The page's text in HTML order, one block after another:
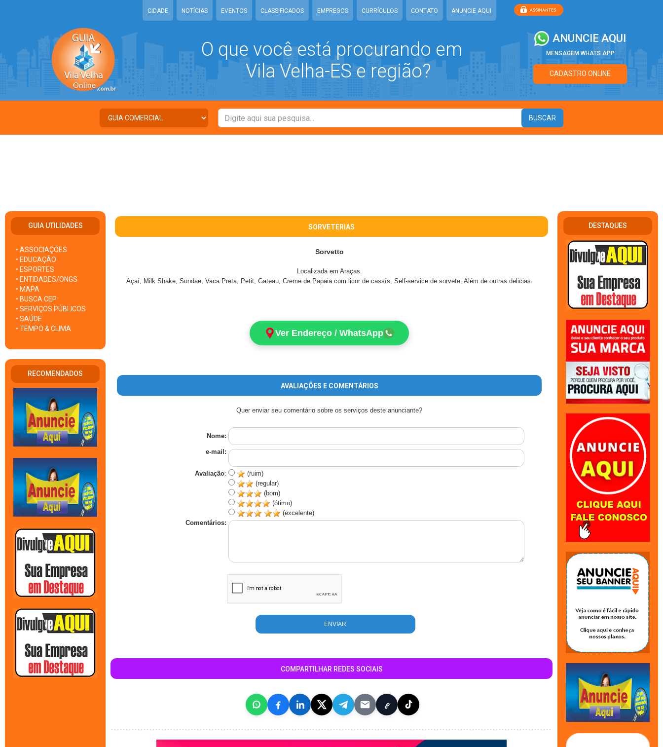
CIDADE NOTÍCIAS EVENTOS CLASSIFICADOS EMPREGOS CURRÍCULOS CONTATO ANUNCIE AQUI
O que você está procurando em
Vila Velha-ES e região?
ANUNCIE AQUI
MENSAGEM WHATS APP
CADASTRO ONLINE
GUIA UTILIDADES
• ASSOCIAÇÕES
• EDUCAÇÃO
• ESPORTES
• ENTIDADES/ONGS
• MAPA
• BUSCA CEP
• SERVIÇOS PÚBLICOS
• SAÚDE
• TEMPO & CLIMA
RECOMENDADOS
SORVETERIAS
Sorvetto
Localizada em Araças.
Açaí, Milk Shake, Sundae, Vaca Preta, Petit, Gateau, Creme de Papaia com licor de cassís, Self-service de sorvete, Além de outras delicias.
Ver Endereço / WhatsApp
AVALIAÇÕES E COMENTÁRIOS
Quer enviar seu comentário sobre os serviços deste anunciante?
Nome:
e-mail:
Avaliação:
(ruim)
(regular)
(bom)
(ótimo)
(excelente)
Comentários:
COMPARTILHAR REDES SOCIAIS
DESTAQUES